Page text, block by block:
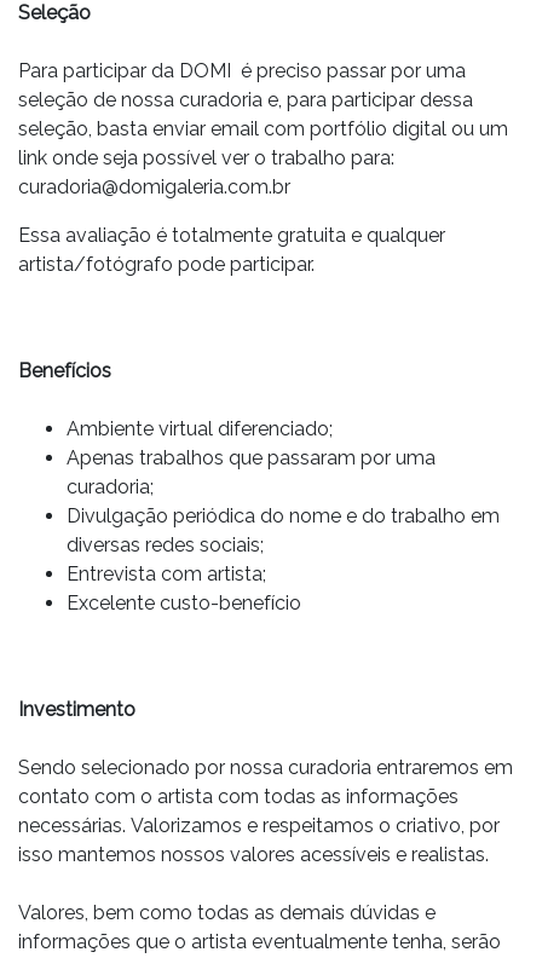
Seleção
Para participar da DOMI é preciso passar por uma
seleção de nossa curadoria e, para participar dessa
seleção, basta enviar email com portfólio digital ou um
link onde seja possível ver o trabalho para:
curadoria@domigaleria.com.br
Essa avaliação é totalmente gratuita e qualquer
artista/fotógrafo pode participar.
Benefícios
Ambiente virtual diferenciado;
Apenas trabalhos que passaram por uma
curadoria;
Divulgação periódica do nome e do trabalho em
diversas redes sociais;
Entrevista com artista;
Excelente custo-benefício
Investimento
Sendo selecionado por nossa curadoria entraremos em
contato com o artista com todas as informações
necessárias. Valorizamos e respeitamos o criativo, por
isso mantemos nossos valores acessíveis e realistas.
Valores, bem como todas as demais dúvidas e
informações que o artista eventualmente tenha, serão